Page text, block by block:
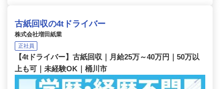
古紙回収の4tドライバー
株式会社増田紙業
正社員
【4tドライバー】古紙回収｜月給25万～40万円｜50万以
上も可｜未経験OK｜桶川市